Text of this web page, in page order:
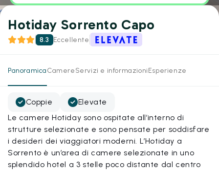
Hotiday Sorrento Capo
8.3 Eccellente
PanoramicaCamereServizi e informazioniEsperienze
Coppie
Elevate
Le camere Hotiday sono ospitate all’interno di
strutture selezionate e sono pensate per soddisfare
i desideri dei viaggiatori moderni. L’Hotiday a
Sorrento è un’area di camere selezionate in uno
splendido hotel a 3 stelle poco distante dal centro